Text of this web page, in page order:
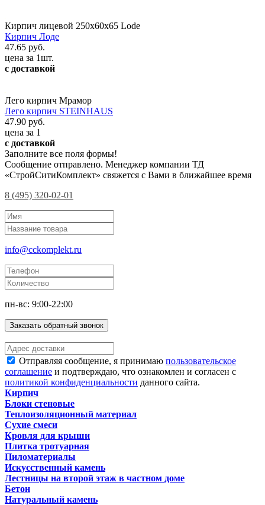
Кирпич лицевой 250х60х65 Lode
Кирпич Лоде
47.65 руб.
цена за 1шт.
с доставкой
Лего кирпич Мрамор
Лего кирпич STEINHAUS
47.90 руб.
цена за 1
с доставкой
Заполните все поля формы!
Сообщение отправлено. Менеджер компании ТД
«СтройСитиКомплект» свяжется с Вами в ближайшее время
8 (495) 320-02-01
info@cckomplekt.ru
пн-вс: 9:00-22:00
Заказать обратный звонок
Отправляя сообщение, я принимаю пользовательское
соглашение и подтверждаю, что ознакомлен и согласен с
политикой конфиденциальности данного сайта.
Кирпич
Блоки стеновые
Теплоизоляционный материал
Сухие смеси
Кровля для крыши
Плитка тротуарная
Пиломатериалы
Искусственный камень
Лестницы на второй этаж в частном доме
Бетон
Натуральный камень